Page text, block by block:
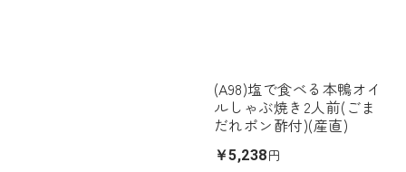
(A98)塩で食べる本鴨オイ
ルしゃぶ焼き2人前(ごま
だれポン酢付)(産直)
￥5,238円